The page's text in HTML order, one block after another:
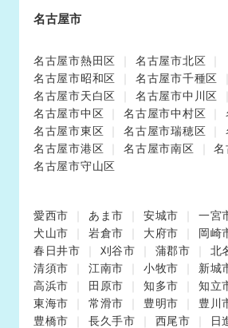
名古屋市
名古屋市熱田区
名古屋市北区
名古屋市昭和区
名古屋市千種区
名古屋市天白区
名古屋市中川区
名古屋市中区
名古屋市中村区
名古屋市東区
名古屋市瑞穂区
名古屋市港区
名古屋市南区
名
名古屋市守山区
愛西市 あま市 安城市 一宮
犬山市
岩倉市 大府市 岡崎
春日井市
刈谷市 蒲郡市
北
清須市
江南市 小牧市 新城
高浜市
田原市 知多市 知立
東海市
常滑市 豊明市 豊川
豊橋市
長久手市 西尾市 日